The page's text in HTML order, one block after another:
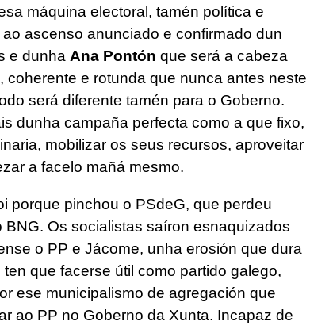
máquina electoral, tamén política e
ascenso anunciado e confirmado dun
e dunha Ana Pontón que será a cabeza
e rotunda que nunca antes neste
será diferente tamén para o Goberno.
dunha campaña perfecta como a que fixo,
mobilizar os seus recursos, aproveitar
a facelo mañá mesmo.
porque pinchou o PSdeG, que perdeu
Os socialistas saíron esnaquizados
o PP e Jácome, unha erosión que dura
que facerse útil como partido galego,
ese municipalismo de agregación que
ao PP no Goberno da Xunta. Incapaz de